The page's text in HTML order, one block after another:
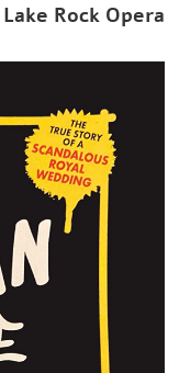
Rock Opera